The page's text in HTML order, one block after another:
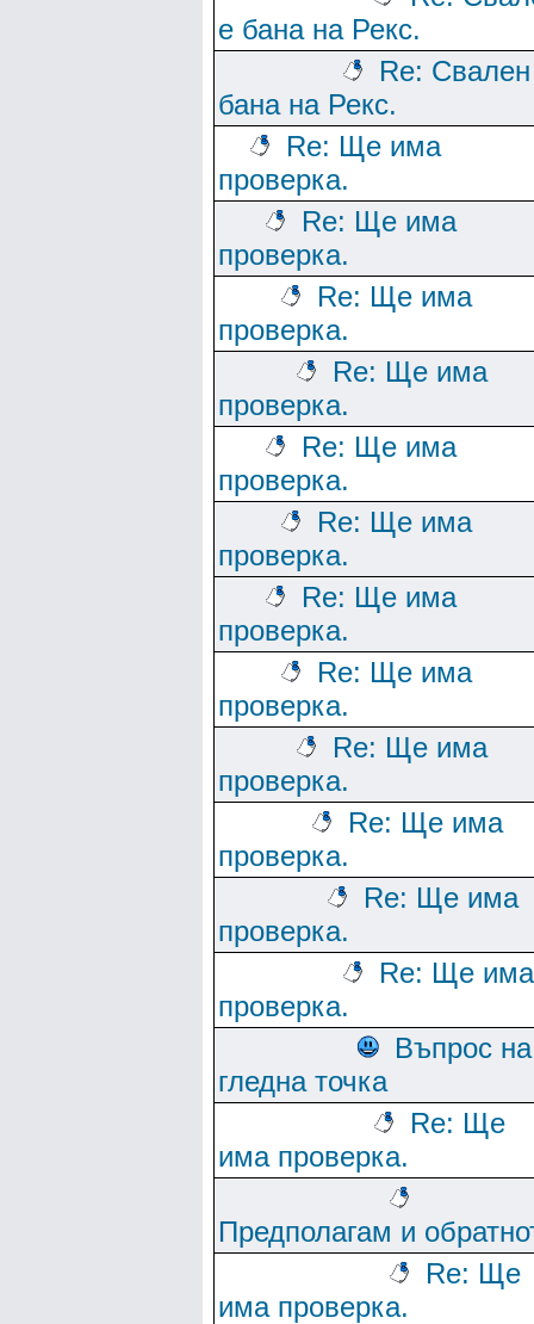
е бана на Рекс.
Re:
бана на Рекс.
Re: Ще има
проверка.
Re: Ще има
проверка.
Re: Ще има
проверка.
Re: Ще има
проверка.
Re: Ще има
проверка.
Re: Ще има
проверка.
Re: Ще има
проверка.
Re: Ще има
проверка.
Re: Ще има
проверка.
Re: Ще има
проверка.
Re: Ще има
проверка.
Re: Ще има
проверка.
Въпрос на
гледна точка
Re: Ще
има проверка.
Предполагам и
Re: Ще
има проверка.